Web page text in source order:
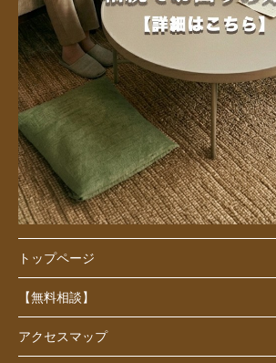
トップページ
【無料相談】
アクセスマップ